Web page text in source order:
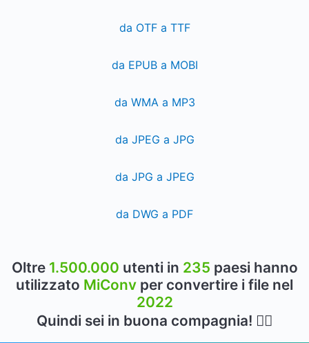
da OTF a TTF
da EPUB a MOBI
da WMA a MP3
da JPEG a JPG
da JPG a JPEG
da DWG a PDF
Oltre 1.500.000 utenti in 235 paesi hanno
utilizzato MiConv per convertire i file nel
2022
Quindi sei in buona compagnia! 👍🏻